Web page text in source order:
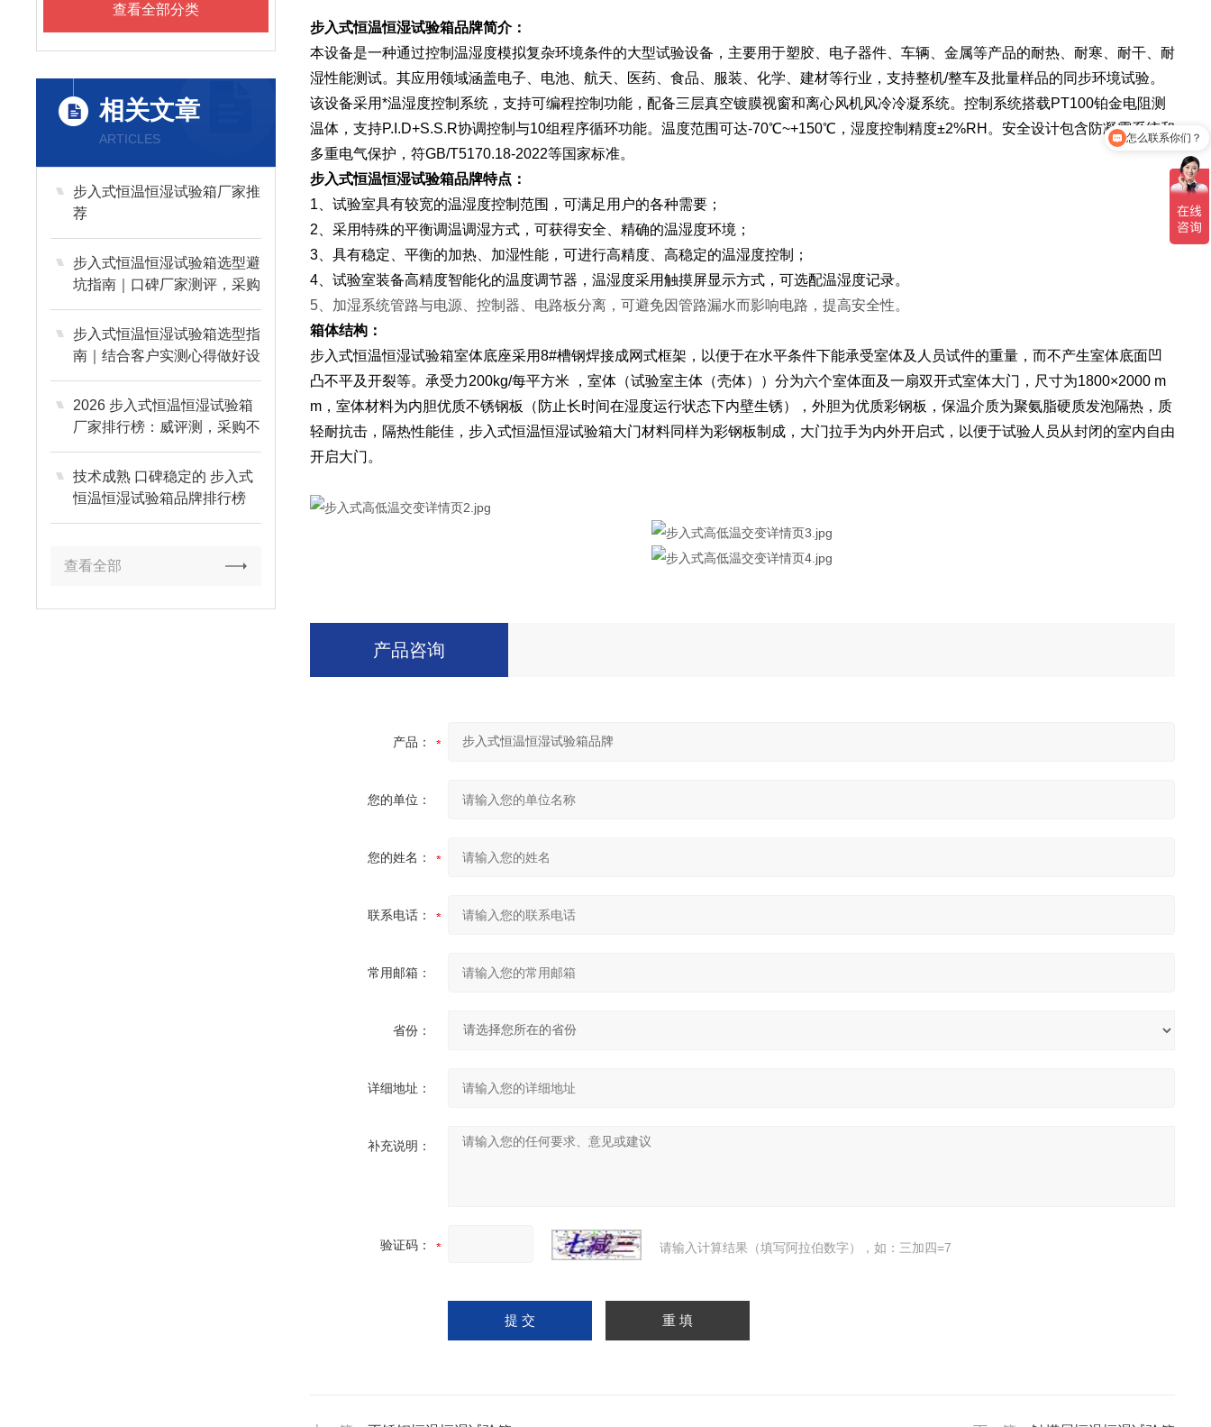
查看全部分类
相关文章
ARTICLES
步入式恒温恒湿试验箱厂家推
荐
步入式恒温恒湿试验箱选型避
坑指南｜口碑厂家测评，采购
优选欧可仪器
步入式恒温恒湿试验箱选型指
南｜结合客户实测心得做好设
备综合评估
2026 步入式恒温恒湿试验箱
厂家排行榜：威评测，采购不
踩坑
技术成熟 口碑稳定的 步入式
恒温恒湿试验箱品牌排行榜
(2026 年推荐)
查看全部
步入式恒温恒湿试验箱品牌简介：
本设备是一种通过控制温湿度模拟复杂环境条件的大型试验设备，主要用于塑胶、电子器件、车辆、金属等产品的耐热、耐寒、耐干、耐
湿性能测试。其应用领域涵盖电子、电池、航天、医药、食品、服装、化学、建材等行业，支持整机/整车及批量样品的同步环境试验。
该设备采用*温湿度控制系统，支持可编程控制功能，配备三层真空镀膜视窗和离心风机风冷冷凝系统。控制系统搭载PT100铂金电阻测
温体，支持P.I.D+S.S.R协调控制与10组程序循环功能。温度范围可达-70℃~+150℃，湿度控制精度±2%RH。安全设计包含防凝露系统和
多重电气保护，符GB/T5170.18-2022等国家标准。
步入式恒温恒湿试验箱品牌特点：
1、试验室具有较宽的温湿度控制范围，可满足用户的各种需要；
2、采用特殊的平衡调温调湿方式，可获得安全、精确的温湿度环境；
3、具有稳定、平衡的加热、加湿性能，可进行高精度、高稳定的温湿度控制；
4、试验室装备高精度智能化的温度调节器，温湿度采用触摸屏显示方式，可选配温湿度记录。
5、加湿系统管路与电源、控制器、电路板分离，可避免因管路漏水而影响电路，提高安全性。
箱体结构：
步入式恒温恒湿试验箱室体底座采用8#槽钢焊接成网式框架，以便于在水平条件下能承受室体及人员试件的重量，而不产生室体底面凹
凸不平及开裂等。承受力200kg/每平方米 ，室体（试验室主体（壳体））分为六个室体面及一扇双开式室体大门，尺寸为1800×2000 m
m，室体材料为内胆优质不锈钢板（防止长时间在湿度运行状态下内壁生锈），外胆为优质彩钢板，保温介质为聚氨脂硬质发泡隔热，质
轻耐抗击，隔热性能佳，步入式恒温恒湿试验箱大门材料同样为彩钢板制成，大门拉手为内外开启式，以便于试验人员从封闭的室内自由
开启大门。
产品咨询
产品：
您的单位：
您的姓名：
联系电话：
常用邮箱：
省份：
详细地址：
补充说明：
验证码： 请输入计算结果（填写阿拉伯数字），如：三加四=7
你们是生产厂家吗？
怎么联系你们？